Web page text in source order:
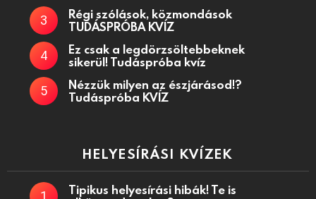
Régi szólások, közmondások
TUDÁSPRÓBA KVÍZ
Ez csak a legdörzsöltebbeknek
sikerül! Tudáspróba kvíz
Nézzük milyen az észjárásod!?
Tudáspróba KVÍZ
HELYESÍRÁSI KVÍZEK
Tipikus helyesírási hibák! Te is